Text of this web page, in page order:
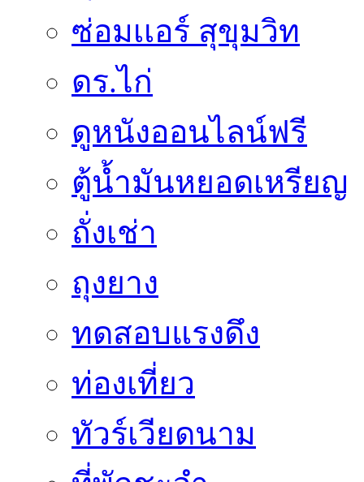
ซ่อมเเอร์ สุขุมวิท
ดร.ไก่
ดูหนังออนไลน์ฟรี
ตู้น้ำมันหยอดเหรียญ
ถั่งเช่า
ถุงยาง
ทดสอบแรงดึง
ท่องเที่ยว
ทัวร์เวียดนาม